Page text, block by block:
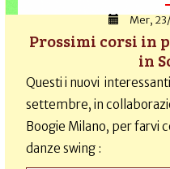
Mer,
Prossimi corsi in
in
Questi i nuovi
settembre, in
Boogie Milano, per farvi
danze swing :